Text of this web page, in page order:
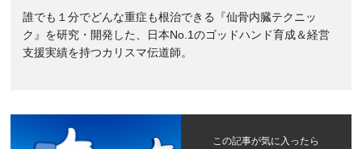
誰でも１分でどんな重症も根治できる『仙骨内臓テクニッ
ク』を研究・開発した、日本No.1のゴッドハンド育成＆経営
支援実績を持つカリスマ伝道師。
この記事が気に入ったら